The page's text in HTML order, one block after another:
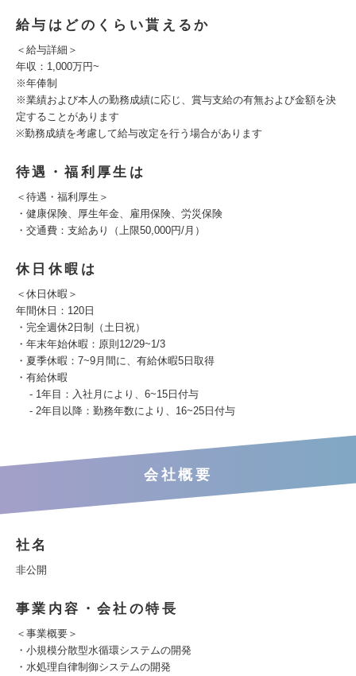
給与はどのくらい貰えるか
＜給与詳細＞
年収：1,000万円~
※年俸制
※業績および本人の勤務成績に応じ、賞与支給の有無および金額を決
定することがあります
※勤務成績を考慮して給与改定を行う場合があります
待遇・福利厚生は
＜待遇・福利厚生＞
・健康保険、厚生年金、雇用保険、労災保険
・交通費：支給あり（上限50,000円/月）
休日休暇は
＜休日休暇＞
年間休日：120日
・完全週休2日制（土日祝）
・年末年始休暇：原則12/29~1/3
・夏季休暇：7~9月間に、有給休暇5日取得
・有給休暇
- 1年目：入社月により、6~15日付与
- 2年目以降：勤務年数により、16~25日付与
会社概要
社名
非公開
事業内容・会社の特長
＜事業概要＞
・小規模分散型水循環システムの開発
・水処理自律制御システムの開発